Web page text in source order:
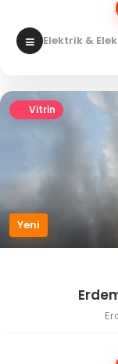
Elektrik &
Vitrin
Yeni